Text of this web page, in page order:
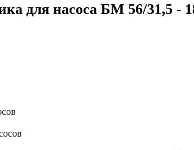
для насоса БМ 56/31,5 -